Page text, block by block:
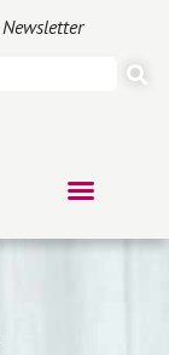
Newsletter